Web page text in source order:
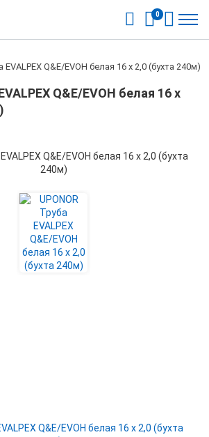
0
EVALPEX Q&E/EVOH белая 16 х 2,0 (бухта 240м)
Q&E/EVOH белая 16 х